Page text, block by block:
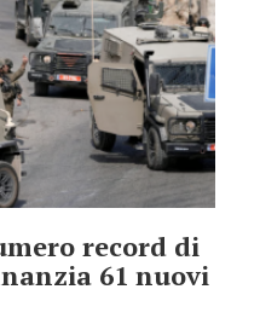
record di
61 nuovi